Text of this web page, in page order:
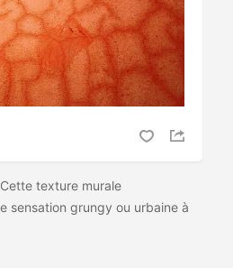
texture murale
sensation grungy ou urbaine à